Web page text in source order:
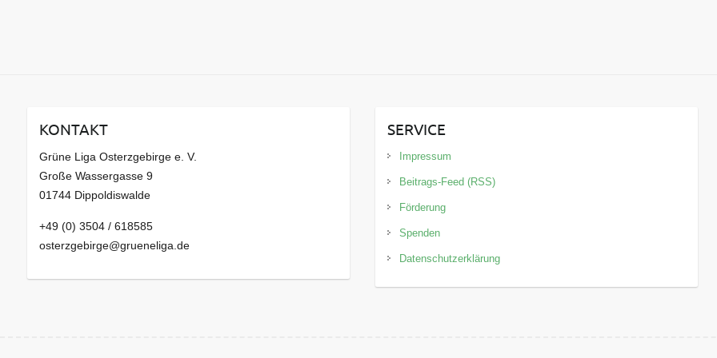
KONTAKT
Grüne Liga Osterzgebirge e. V.
Große Wassergasse 9
01744 Dippoldiswalde
+49 (0) 3504 / 618585
osterzgebirge@grueneliga.de
SERVICE
Impressum
Beitrags-Feed (RSS)
Förderung
Spenden
Datenschutzerklärung